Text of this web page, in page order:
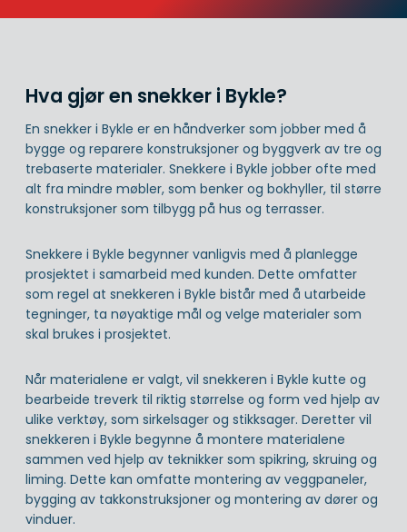
Hva gjør en snekker i Bykle?
En snekker i Bykle er en håndverker som jobber med å
bygge og reparere konstruksjoner og byggverk av tre og
trebaserte materialer. Snekkere i Bykle jobber ofte med
alt fra mindre møbler, som benker og bokhyller, til større
konstruksjoner som tilbygg på hus og terrasser.
Snekkere i Bykle begynner vanligvis med å planlegge
prosjektet i samarbeid med kunden. Dette omfatter
som regel at snekkeren i Bykle bistår med å utarbeide
tegninger, ta nøyaktige mål og velge materialer som
skal brukes i prosjektet.
Når materialene er valgt, vil snekkeren i Bykle kutte og
bearbeide treverk til riktig størrelse og form ved hjelp av
ulike verktøy, som sirkelsager og stikksager. Deretter vil
snekkeren i Bykle begynne å montere materialene
sammen ved hjelp av teknikker som spikring, skruing og
liming. Dette kan omfatte montering av veggpaneler,
bygging av takkonstruksjoner og montering av dører og
vinduer.